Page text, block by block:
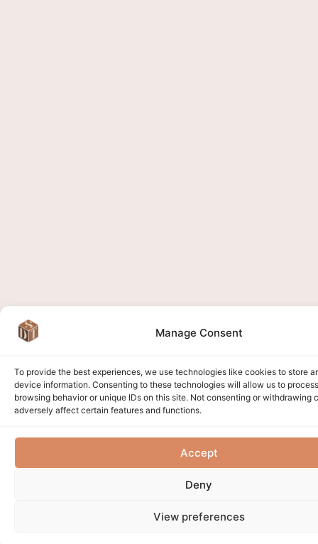
Manage Consent
To provide the best experiences, we use technologies like cookies to store
device information. Consenting to these technologies will allow us to
browsing behavior or unique IDs on this site. Not consenting or withdrawing
adversely affect certain features and functions.
Accept
Deny
View preferences